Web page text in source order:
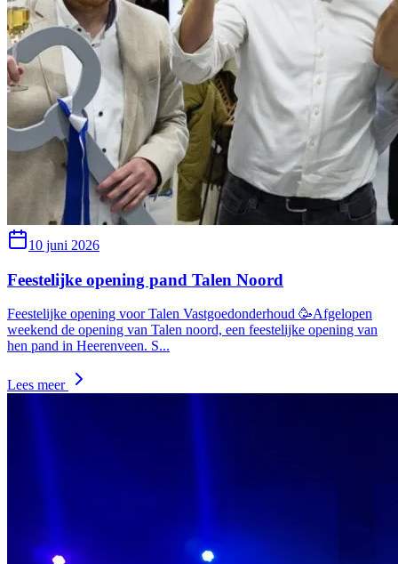
10 juni 2026
Feestelijke opening pand Talen Noord
Feestelijke opening voor Talen Vastgoedonderhoud 🥳Afgelopen
weekend de opening van Talen noord, een feestelijke opening van
hen pand in Heerenveen. S...
Lees meer